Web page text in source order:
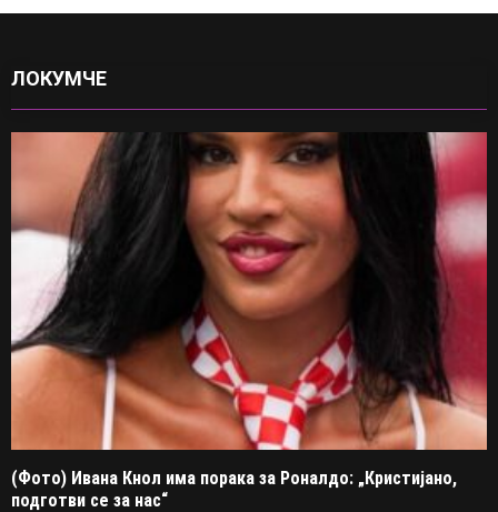
ЛОКУМЧЕ
(Фото) Ивана Кнол има порака за Роналдо: „Кристијано,
подготви се за нас“